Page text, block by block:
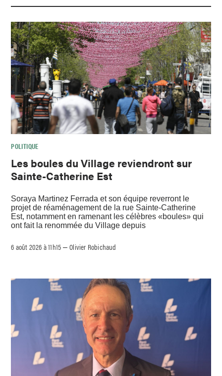
POLITIQUE
Les boules du Village reviendront sur
Sainte-Catherine Est
Soraya Martinez Ferrada et son équipe reverront le
projet de réaménagement de la rue Sainte-Catherine
Est, notamment en ramenant les célèbres «boules» qui
ont fait la renommée du Village depuis
6 août 2026 à 11h15 –Olivier Robichaud